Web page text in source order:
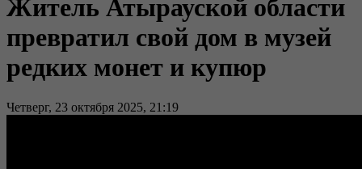
Житель Атырауской области
превратил свой дом в музей
редких монет и купюр
Четверг, 23 октября 2025, 21:19